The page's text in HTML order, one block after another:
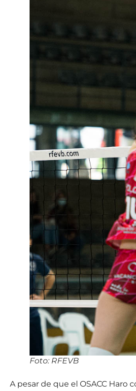
Foto: RFEVB
A pesar de que el OSACC